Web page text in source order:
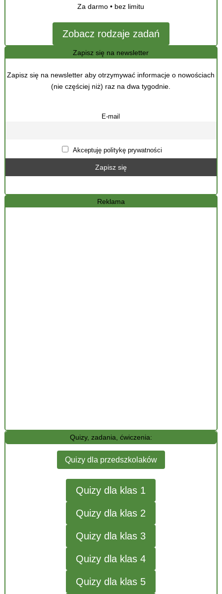
Za darmo • bez limitu
Zobacz rodzaje zadań
Zapisz się na newsletter
Zapisz się na newsletter aby otrzymywać informacje o nowościach
(nie częściej niż) raz na dwa tygodnie.
E-mail
Akceptuję politykę prywatności
Reklama
Quizy, zadania, ćwiczenia:
Quizy dla przedszkolaków
Quizy dla klas 1
Quizy dla klas 2
Quizy dla klas 3
Quizy dla klas 4
Quizy dla klas 5